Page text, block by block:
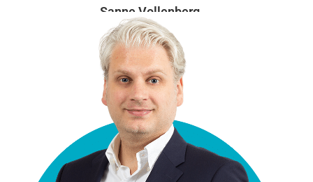
Sanne Vollenberg
Valorisatiemedewerker
Aanwezig: ma, di, wo
s.vollenberg@vgct.nl